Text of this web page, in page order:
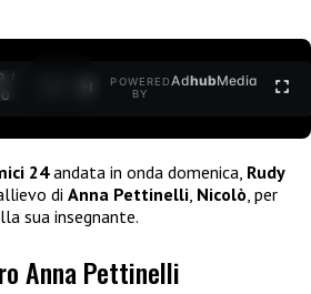
/
POWERED
BY
AdhubMedia
24andata in onda domenica, Rudy
di Anna Pettinelli Nicolò , per
sua insegnante.
Anna Pettinelli